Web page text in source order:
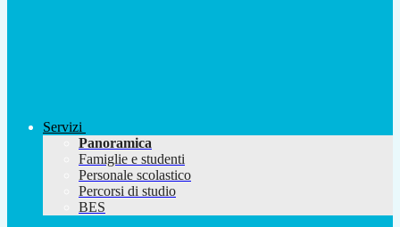
Servizi
Panoramica
Famiglie e studenti
Personale scolastico
Percorsi di studio
BES